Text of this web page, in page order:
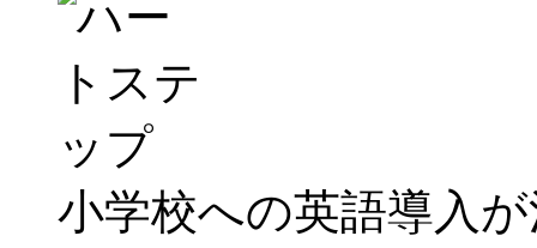
小学校への英語導入